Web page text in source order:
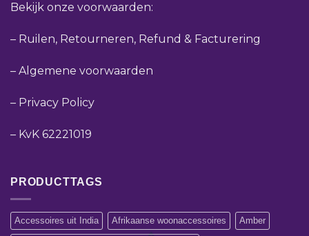
Bekijk onze voorwaarden:
– Ruilen, Retourneren, Refund & Facturering
– Algemene voorwaarden
– Privacy Policy
– KvK 62221019
PRODUCTTAGS
Accessoires uit India Afrikaanse woonaccessoires Amber